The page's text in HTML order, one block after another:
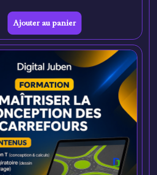
Ajouter au panier